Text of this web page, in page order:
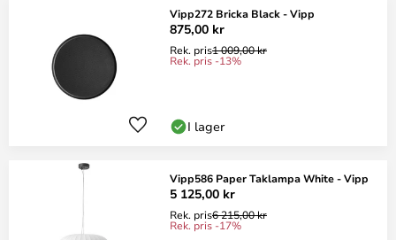
Vipp272 Bricka Black - Vipp
875,00 kr
Rek. pris1 009,00 kr
Rek. pris -13%
I lager
Vipp586 Paper Taklampa White - Vipp
5 125,00 kr
Rek. pris6 215,00 kr
Rek. pris -17%